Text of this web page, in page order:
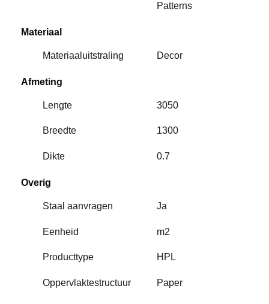
Patterns
Materiaal
Materiaaluitstraling Decor
Afmeting
Lengte 3050
Breedte 1300
Dikte 0.7
Overig
Staal aanvragen Ja
Eenheid m2
Producttype HPL
Oppervlaktestructuur Paper